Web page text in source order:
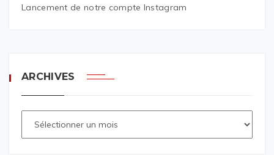
Lancement de notre compte Instagram
ARCHIVES